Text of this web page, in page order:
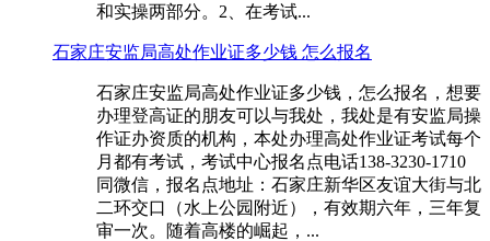
和实操两部分。2、在考试...
石家庄安监局高处作业证多少钱 怎么报名
石家庄安监局高处作业证多少钱，怎么报名，想要
办理登高证的朋友可以与我处，我处是有安监局操
作证办资质的机构，本处办理高处作业证考试每个
月都有考试，考试中心报名点电话138-3230-1710
同微信，报名点地址：石家庄新华区友谊大街与北
二环交口（水上公园附近），有效期六年，三年复
审一次。随着高楼的崛起，...